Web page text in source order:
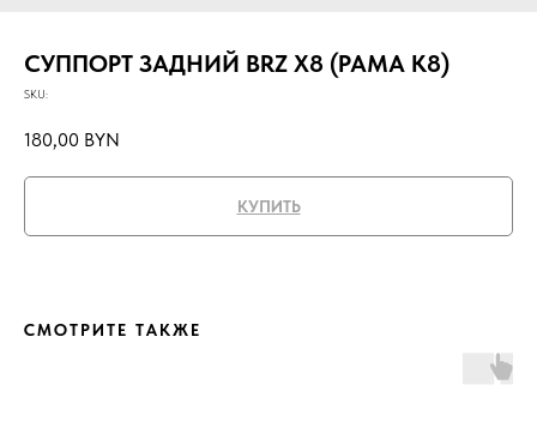
СУППОРТ ЗАДНИЙ BRZ X8 (РАМА K8)
SKU:
180,00 BYN
КУПИТЬ
СМОТРИТЕ ТАКЖЕ